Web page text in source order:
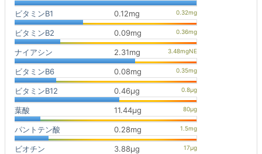
ビタミンB1 0.12mg
ビタミンB2 0.09mg
ナイアシン 2.31mg
ビタミンB6 0.08mg
ビタミンB12 0.46μg
葉酸 11.44μg
パントテン酸 0.28mg
ビオチン 3.88μg